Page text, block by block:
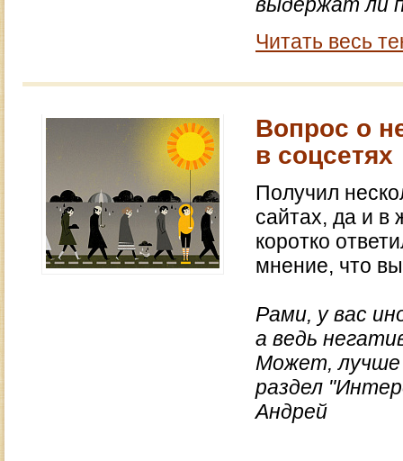
Читать весь
Вопрос о
в соцсетях
Получил
сайтах, да и в
коротко
мнение, что
Рами, у вас
а ведь
Может, лучше
раздел
Андрей